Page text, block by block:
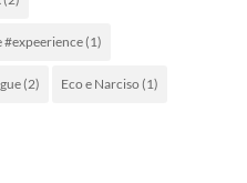
(1)
(2) Eco e Narciso (1)